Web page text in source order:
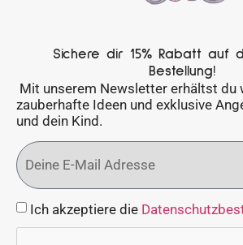
Sichere dir 15% Rabatt auf
Bestellung!
Mit unserem Newsletter erhältst du
zauberhafte Ideen und exklusive
und dein Kind.
Ich akzeptiere die